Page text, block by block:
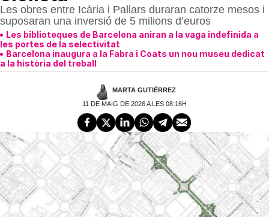
Les obres entre Icària i Pallars duraran catorze mesos i
suposaran una inversió de 5 milions d’euros
Les biblioteques de Barcelona aniran a la vaga indefinida a
les portes de la selectivitat
Barcelona inaugura a la Fabra i Coats un nou museu dedicat
a la història del treball
MARTA GUTIÉRREZ
11 DE MAIG DE 2026 A LES 08:16H